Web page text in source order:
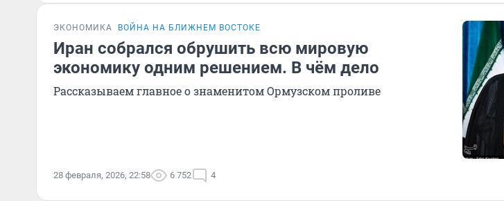
ЭКОНОМИКА ВОЙНА НА БЛИЖНЕМ ВОСТОКЕ
Иран собрался обрушить всю мировую
экономику одним решением. В чём дело
Рассказываем главное о знаменитом Ормузском проливе
28 февраля, 2026, 22:58 6 752 4